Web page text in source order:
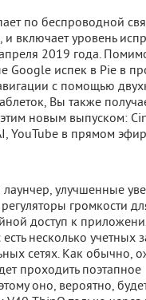
по беспроводной
и включает уровень
2019 года.
Google испек в Pie в
с помощью
Вы также
новым выпуском:
YouTube в прямом
лаунчер, улучшенные
громкости
доступ к
несколько учетных
сетях. Как обычно,
проходить поэтапное
оно, вероятно,